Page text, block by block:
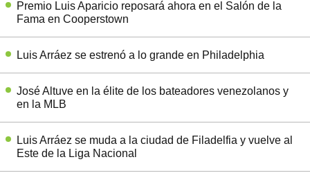
Premio Luis Aparicio reposará ahora en el Salón de la
Fama en Cooperstown
Luis Arráez se estrenó a lo grande en Philadelphia
José Altuve en la élite de los bateadores venezolanos y
en la MLB
Luis Arráez se muda a la ciudad de Filadelfia y vuelve al
Este de la Liga Nacional